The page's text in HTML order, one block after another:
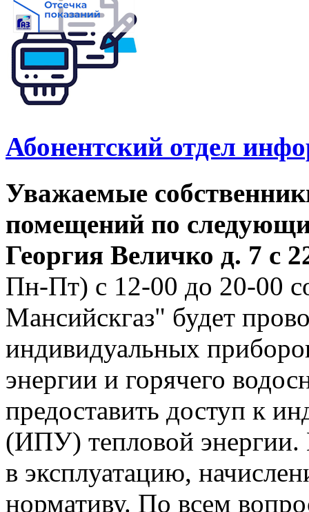
Абонентский отдел
Уважаемые
помещений по
Георгия Величко д. 7 с
Пн-Пт) с 12-00 до 20-00
Мансийскгаз" будет
индивидуальных
энергии и горячего
предоставить доступ к
(ИПУ) тепловой энергии.
в эксплуатацию,
нормативу. По всем